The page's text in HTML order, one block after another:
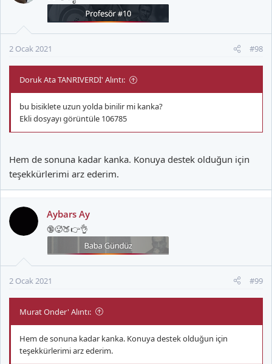
2 Ocak 2021 #98
Doruk Ata TANRIVERDİ' Alıntı:
bu bisiklete uzun yolda binilir mi kanka?
Ekli dosyayı görüntüle 106785
Hem de sonuna kadar kanka. Konuya destek olduğun için
teşekkürlerimi arz ederim.
Aybars Ay
🔞🥵🍑👉👌
2 Ocak 2021 #99
Murat Onder' Alıntı:
Hem de sonuna kadar kanka. Konuya destek olduğun için
teşekkürlerimi arz ederim.